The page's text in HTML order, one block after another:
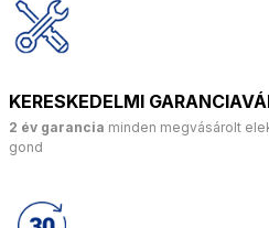
KERESKEDELMI
2 év garancia minden megvásárolt
gond